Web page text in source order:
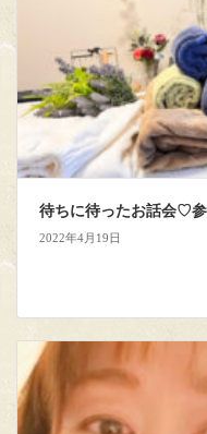
待ちに待ったお話会♡
2022年4月19日